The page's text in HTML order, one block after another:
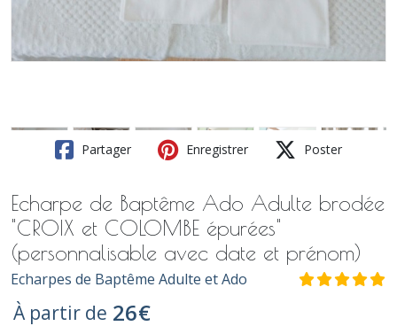
Partager Enregistrer Poster
Echarpe de Baptême Ado Adulte brodée
"CROIX et COLOMBE épurées"
(personnalisable avec date et prénom)
Echarpes de Baptême Adulte et Ado
À partir de 26€